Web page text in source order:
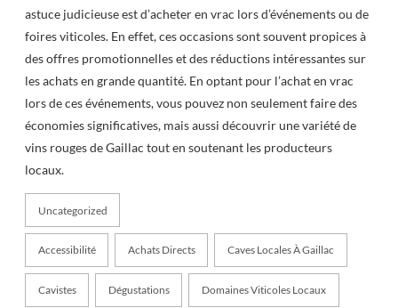
astuce judicieuse est d’acheter en vrac lors d’événements ou de
foires viticoles. En effet, ces occasions sont souvent propices à
des offres promotionnelles et des réductions intéressantes sur
les achats en grande quantité. En optant pour l’achat en vrac
lors de ces événements, vous pouvez non seulement faire des
économies significatives, mais aussi découvrir une variété de
vins rouges de Gaillac tout en soutenant les producteurs
locaux.
Uncategorized
Accessibilité Achats Directs Caves Locales À Gaillac
Cavistes Dégustations Domaines Viticoles Locaux